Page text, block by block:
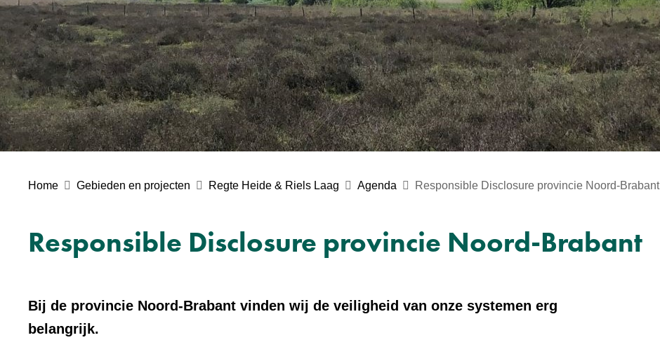
Home Gebieden en projecten Regte Heide & Riels Laag Agenda Responsible Disclosure provincie Noord-Brabant
Responsible Disclosure provincie Noord-Brabant
Bij de provincie Noord-Brabant vinden wij de veiligheid van onze systemen erg
belangrijk.